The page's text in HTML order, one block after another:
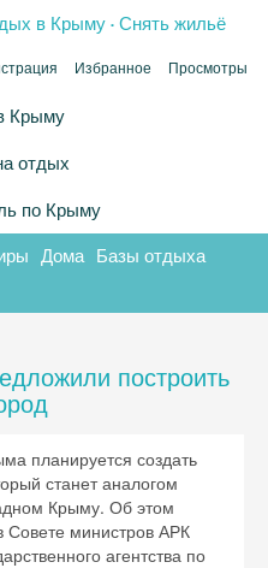
в Крыму .Снять жильё
Избранное Просмотры
Крыму
отдых
по Крыму
Дома Базы отдыха
построить
планируется создать
станет аналогом
Крыму. Об этом
Совете министров АРК
агентства по